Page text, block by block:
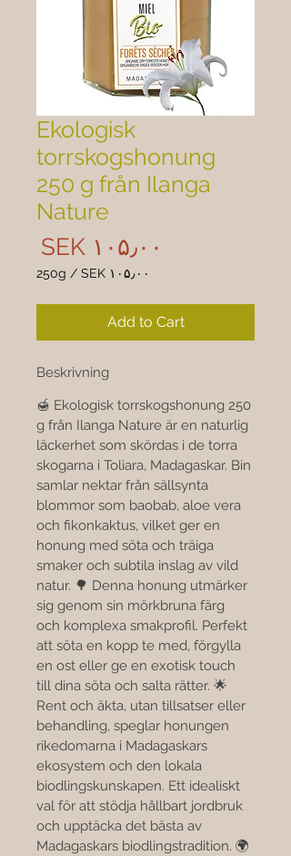
Ekologisk
torrskogshonung
250 g från Ilanga
Nature
SEK ۱۰۵٫۰۰
SEK ۱۰۵٫۰۰ /
250g
Add to Cart
Beskrivning
🍯 Ekologisk torrskogshonung 250
g från Ilanga Nature är en naturlig
läckerhet som skördas i de torra
skogarna i Toliara, Madagaskar. Bin
samlar nektar från sällsynta
blommor som baobab, aloe vera
och fikonkaktus, vilket ger en
honung med söta och träiga
smaker och subtila inslag av vild
natur. 🌳 Denna honung utmärker
sig genom sin mörkbruna färg
och komplexa smakprofil. Perfekt
att söta en kopp te med, förgylla
en ost eller ge en exotisk touch
till dina söta och salta rätter. 🌟
Rent och äkta, utan tillsatser eller
behandling, speglar honungen
rikedomarna i Madagaskars
ekosystem och den lokala
biodlingskunskapen. Ett idealiskt
val för att stödja hållbart jordbruk
och upptäcka det bästa av
Madagaskars biodlingstradition. 🌍